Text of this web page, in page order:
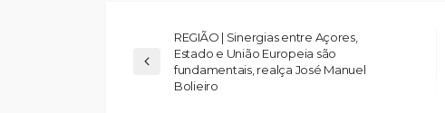
REGIÃO | Sinergias entre Açores,
Estado e União Europeia são
fundamentais, realça José Manuel
Bolieiro